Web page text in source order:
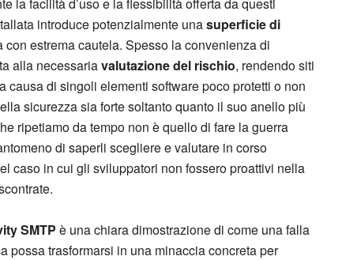
introduce potenzialmente unasuperficie di
estrema cautela. Spesso la convenienza di
alla necessariavalutazione del rischio, rendendo siti
di singoli elementi software poco protetti o non
sicurezza sia forte soltanto quanto il suo anello più
ripetiamo da tempo non è quello di fare la guerra
di saperli scegliere e valutare in corso
caso in cui gli sviluppatori non fossero proattivi nella
SMTP è una chiara dimostrazione di come una falla
possa trasformarsi in una minaccia concreta per